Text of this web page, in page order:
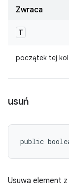
Zwraca
T
początek tej
usuń
public
Usuwa element